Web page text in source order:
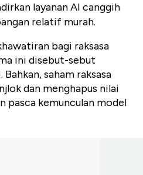
layanan AI canggih
relatif murah.
bagi raksasa
ini disebut-sebut
saham raksasa
dan menghapus nilai
pasca kemunculan model